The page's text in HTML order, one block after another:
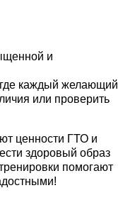
и
каждый желающий
или проверить
ценности ГТО и
здоровый образ
помогают